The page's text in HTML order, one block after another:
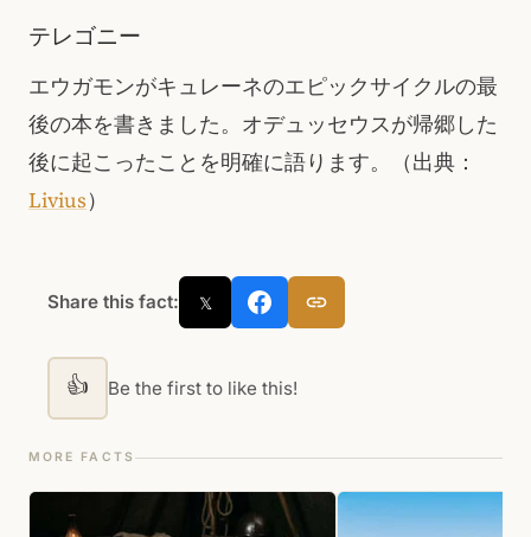
テレゴニー
エウガモンがキュレーネのエピックサイクルの最
後の本を書きました。オデュッセウスが帰郷した
後に起こったことを明確に語ります。（出典：
Livius）
Share this fact: 𝕏
👍 Be the first to like this!
MORE FACTS